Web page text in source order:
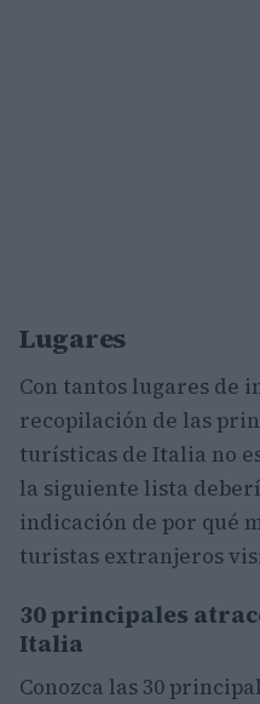
Lugares
Con tantos lugares de
recopilación de las
turísticas de Italia no
la siguiente lista
indicación de por qué
turistas extranjeros
30 principales
Italia
Conozca las 30